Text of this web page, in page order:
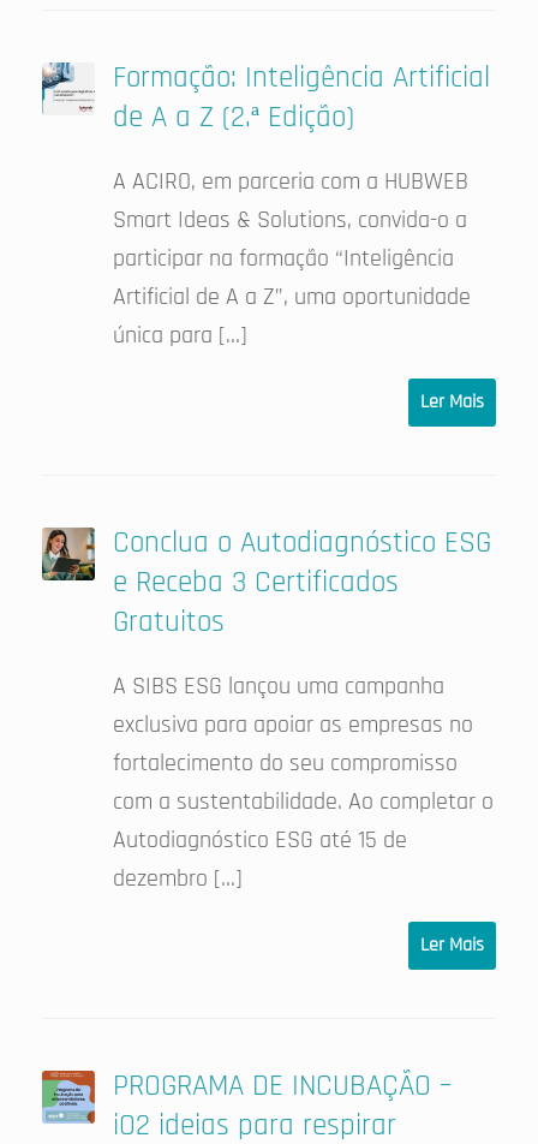
Formação: Inteligência Artificial
de A a Z (2.ª Edição)
A ACIRO, em parceria com a HUBWEB
Smart Ideas & Solutions, convida-o a
participar na formação “Inteligência
Artificial de A a Z”, uma oportunidade
única para […]
Ler Mais
Conclua o Autodiagnóstico ESG
e Receba 3 Certificados
Gratuitos
A SIBS ESG lançou uma campanha
exclusiva para apoiar as empresas no
fortalecimento do seu compromisso
com a sustentabilidade. Ao completar o
Autodiagnóstico ESG até 15 de
dezembro […]
Ler Mais
PROGRAMA DE INCUBAÇÃO –
iO2 ideias para respirar